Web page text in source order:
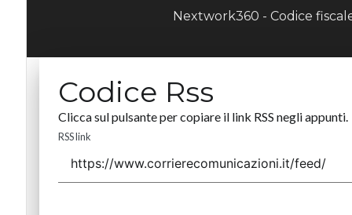
Nextwork360 - Codice
Codice Rss
Clicca sul pulsante per copiare il link RSS negli appunti.
RSS link